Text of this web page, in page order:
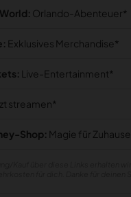
Orlando-Abenteuer
Exklusives Merchandise
Live-Entertainment
streamen
Shop: Magie für Zuhause